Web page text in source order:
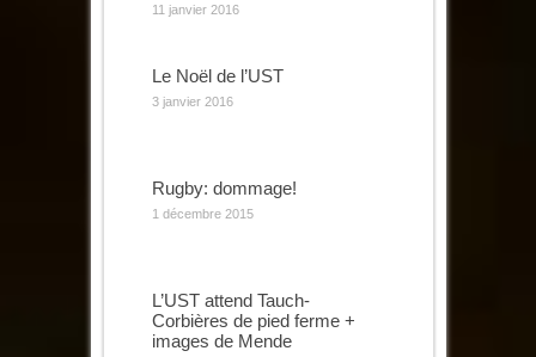
11 janvier 2016
Le Noël de l’UST
3 janvier 2016
Rugby: dommage!
1 décembre 2015
L’UST attend Tauch-
Corbières de pied ferme +
images de Mende